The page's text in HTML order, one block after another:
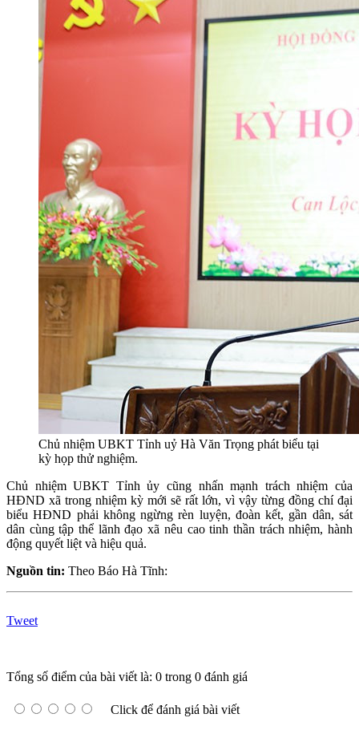
Chủ nhiệm UBKT Tỉnh uỷ Hà Văn Trọng phát biểu tại
kỳ họp thử nghiệm.
Chủ nhiệm UBKT Tỉnh ủy cũng nhấn mạnh trách nhiệm của
HĐND xã trong nhiệm kỳ mới sẽ rất lớn, vì vậy từng đồng chí đại
biểu HĐND phải không ngừng rèn luyện, đoàn kết, gần dân, sát
dân cùng tập thể lãnh đạo xã nêu cao tinh thần trách nhiệm, hành
động quyết liệt và hiệu quả.
Nguồn tin: Theo Báo Hà Tĩnh:
Tweet
Tổng số điểm của bài viết là: 0 trong 0 đánh giá
Click để đánh giá bài viết